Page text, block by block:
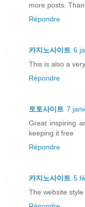
more posts.
Répondre
카지노사이트 6
This is also a
Répondre
토토사이트 7
Great inspiring
keeping it free
Répondre
카지노사이트 5
The website